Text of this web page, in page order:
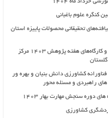
کنگره علوم باغبانی
تحقیقاتی محصولات پاییزه استان
برنامه سخنرانی ها و کارگاه‌های هفته پژوهش 1403 مرکز
کشاورزی دانش بنیان و بهره ور
راهبردی و مسئله محور
دوره سنجش مهارت بهار 1403
کشاورزی